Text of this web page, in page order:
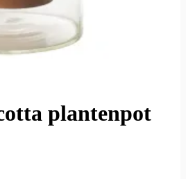
plantenpot